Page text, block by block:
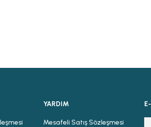
YARDIM
Mesafeli Satış Sözleşmesi